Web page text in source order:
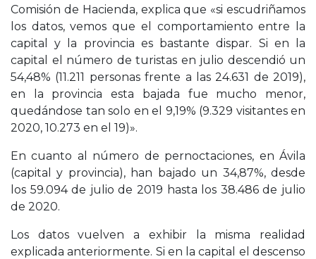
Comisión de Hacienda, explica que «si escudriñamos
los datos, vemos que el comportamiento entre la
capital y la provincia es bastante dispar. Si en la
capital el número de turistas en julio descendió un
54,48% (11.211 personas frente a las 24.631 de 2019),
en la provincia esta bajada fue mucho menor,
quedándose tan solo en el 9,19% (9.329 visitantes en
2020, 10.273 en el 19)».
En cuanto al número de pernoctaciones, en Ávila
(capital y provincia), han bajado un 34,87%, desde
los 59.094 de julio de 2019 hasta los 38.486 de julio
de 2020.
Los datos vuelven a exhibir la misma realidad
explicada anteriormente. Si en la capital el descenso